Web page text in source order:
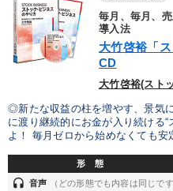
毎月、毎月、
導入法
大竹啓裕「
CD
大竹啓裕(スト
◎新たな収益の柱を増やす、景気
に渡り継続的にお金が入り続ける“
よ！ 毎月ゼロから始めなくても安
形 態
headset 音声 （どの形態でも内容は同じです